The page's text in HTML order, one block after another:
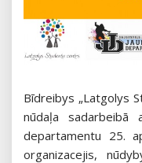
Bīdreibys „Latgolys
nūdaļa sadarbeibā
departamentu 25.
organizacejis,